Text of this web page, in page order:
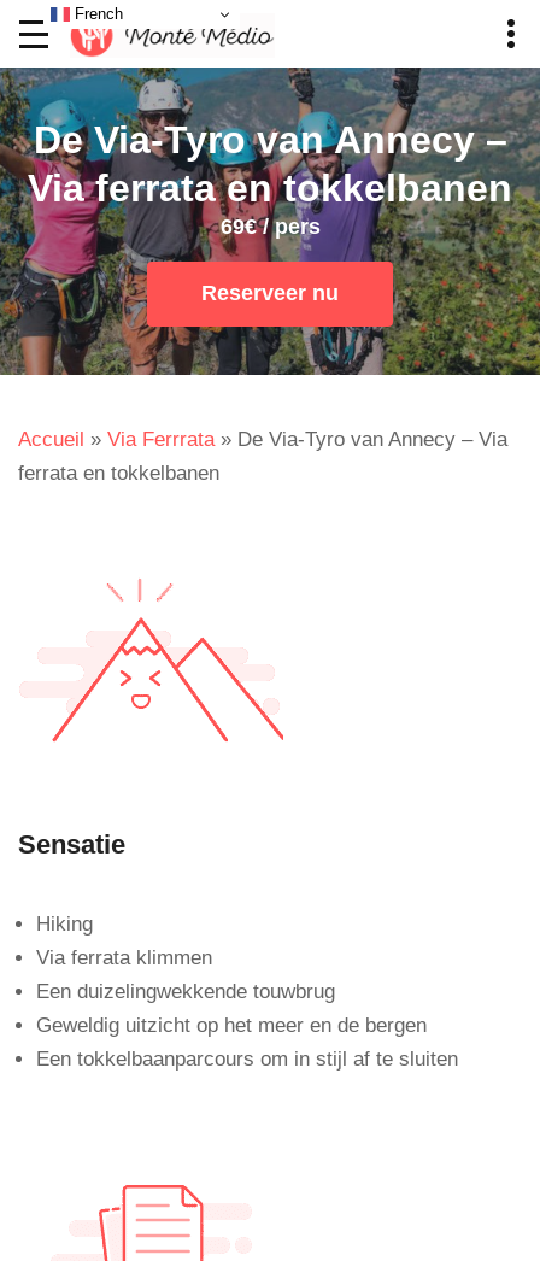
De Via-Tyro van Annecy –
Via ferrata en tokkelbanen
69€ / pers
Reserveer nu
Accueil » Via Ferrrata» De Via-Tyro van Annecy – Via
ferrata en tokkelbanen
Sensatie
Hiking
Via ferrata klimmen
Een duizelingwekkende touwbrug
Geweldig uitzicht op het meer en de bergen
Een tokkelbaanparcours om in stijl af te sluiten
French